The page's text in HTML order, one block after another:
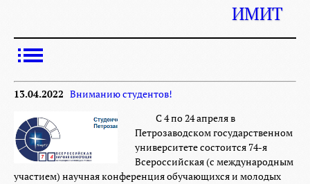
ИМИТ
13.04.2022 Вниманию студентов!
С 4 по 24 апреля в
Петрозаводском государственном
университете состоится 74-я
Всероссийская (с международным
участием) научная конференция обучающихся и молодых